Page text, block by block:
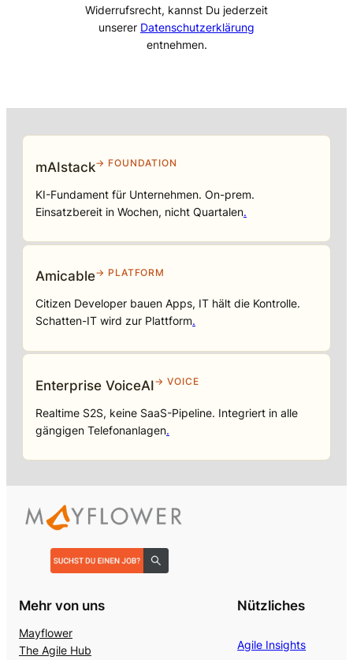
Widerrufsrecht, kannst Du jederzeit
unserer Datenschutzerklärung
entnehmen.
mAIstack→ FOUNDATION
KI-Fundament für Unternehmen. On-prem.
Einsatzbereit in Wochen, nicht Quartalen.
Amicable→ PLATFORM
Citizen Developer bauen Apps, IT hält die Kontrolle.
Schatten-IT wird zur Plattform.
Enterprise VoiceAI→ VOICE
Realtime S2S, keine SaaS-Pipeline. Integriert in alle
gängigen Telefonanlagen.
Mehr von uns
Mayflower
The Agile Hub
Nützliches
Agile Insights